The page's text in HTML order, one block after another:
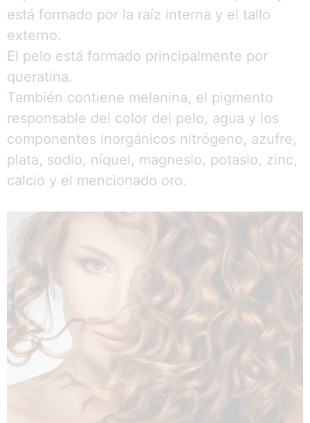
está formado por la raíz interna y el tallo
externo.
El pelo está formado principalmente por
queratina.
También contiene melanina, el pigmento
responsable del color del pelo, agua y los
componentes inorgánicos nitrógeno, azufre,
plata, sodio, níquel, magnesio, potasio, zinc,
calcio y el mencionado oro.